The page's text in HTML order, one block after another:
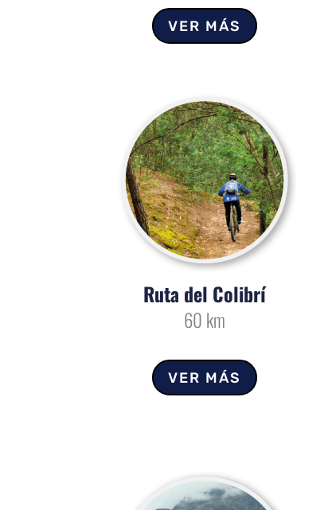
VER MÁS
Ruta del Colibrí
60 km
VER MÁS